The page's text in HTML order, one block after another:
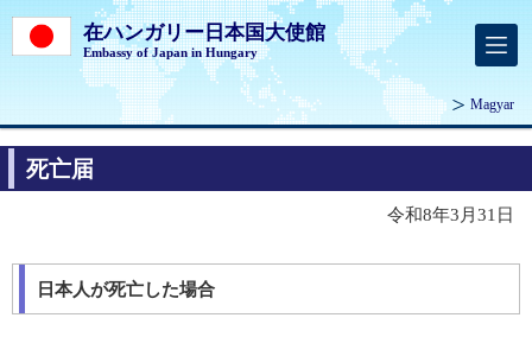
在ハンガリー日本国大使館
Embassy of Japan in Hungary
Magyar
死亡届
令和8年3月31日
日本人が死亡した場合